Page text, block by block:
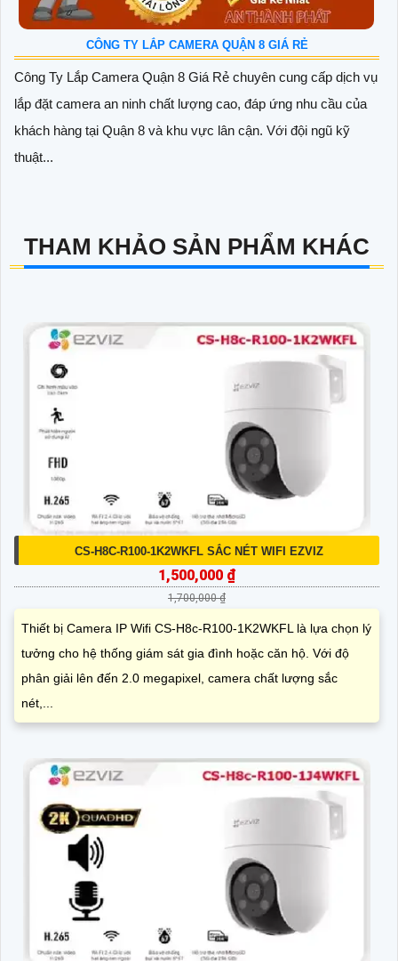
CÔNG TY LẮP CAMERA QUẬN 8 GIÁ RẺ
Công Ty Lắp Camera Quận 8 Giá Rẻ chuyên cung cấp dịch vụ
lắp đặt camera an ninh chất lượng cao, đáp ứng nhu cầu của
khách hàng tại Quận 8 và khu vực lân cận. Với đội ngũ kỹ
thuật...
THAM KHẢO SẢN PHẨM KHÁC
CS-H8C-R100-1K2WKFL SẮC NÉT WIFI EZVIZ
1,500,000 ₫
1,700,000 ₫
Thiết bị Camera IP Wifi CS-H8c-R100-1K2WKFL là lựa chọn lý
tưởng cho hệ thống giám sát gia đình hoặc căn hộ. Với độ
phân giải lên đến 2.0 megapixel, camera chất lượng sắc
nét,...